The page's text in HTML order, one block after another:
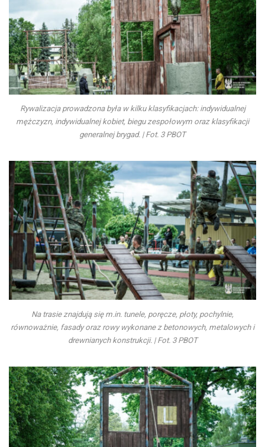
Rywalizacja prowadzona była w kilku klasyfikacjach: indywidualnej
mężczyzn, indywidualnej kobiet, biegu zespołowym oraz klasyfikacji
generalnej brygad. | Fot. 3 PBOT
Na trasie znajdują się m.in. tunele, poręcze, płoty, pochylnie,
równoważnie, fasady oraz rowy wykonane z betonowych, metalowych i
drewnianych konstrukcji. | Fot. 3 PBOT